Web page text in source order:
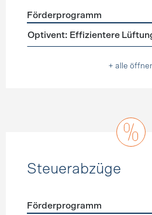
Förderprogramme Lüftung
Förderprogramm
Optivent: Effizientere
+ alle
Steuerabzüge
Förderprogramm